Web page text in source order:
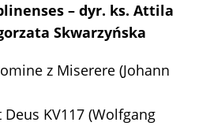
– dyr. ks. Attila
Skwarzyńska
z Miserere (Johann
KV117 (Wolfgang